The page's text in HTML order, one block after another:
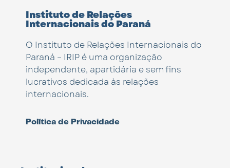
Instituto de Relações
Internacionais do Paraná
O Instituto de Relações Internacionais do
Paraná – IRIP é uma organização
independente, apartidária e sem fins
lucrativos dedicada às relações
internacionais.
Política de Privacidade